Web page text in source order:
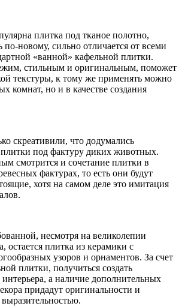
плитка под тканое полотно,
по-новому, сильно отличается от всеми
«ванной» кафельной плитки.
стильным и оригинальным, поможет
текстуры, к тому же применять можно
комнат, но и в качестве создания
скреативили, что додумались
под фактуру диких животных.
смотрится и сочетание плитки в
фактурах, то есть они будут
хотя на самом деле это имитация
несмотря на великолепии
остается плитка из керамики с
узоров и орнаментов. За счет
плитки, получиться создать
а наличие дополнительных
придадут оригинальности и